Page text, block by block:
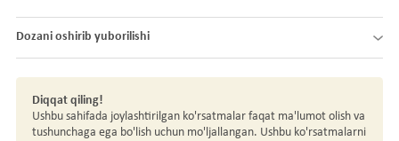
Dozani oshirib yuborilishi
Diqqat qiling!
Ushbu sahifada joylashtirilgan ko'rsatmalar faqat ma'lumot olish va
tushunchaga ega bo'lish uchun mo'ljallangan. Ushbu ko'rsatmalarni